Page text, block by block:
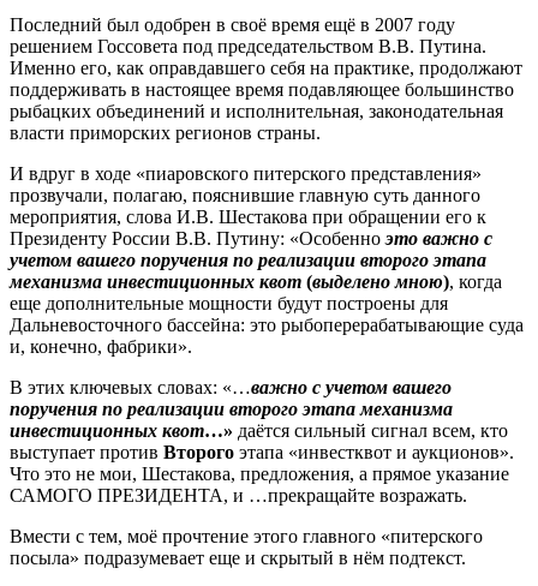
Последний был одобрен в своё время ещё в 2007 году
решением Госсовета под председательством В.В. Путина.
Именно его, как оправдавшего себя на практике, продолжают
поддерживать в настоящее время подавляющее большинство
рыбацких объединений и исполнительная, законодательная
власти приморских регионов страны.
И вдруг в ходе «пиаровского питерского представления»
прозвучали, полагаю, пояснившие главную суть данного
мероприятия, слова И.В. Шестакова при обращении его к
Президенту России В.В. Путину: «Особенноэто важно с
учетом вашего поручения по реализации второго этапа
механизма инвестиционных квот (выделено мною), когда
еще дополнительные мощности будут построены для
Дальневосточного бассейна: это рыбоперерабатывающие суда
и, конечно, фабрики».
В этих ключевых словах: «…важно с учетом вашего
поручения по реализации второго этапа механизма
инвестиционных квот…» даётся сильный сигнал всем, кто
выступает против Второго этапа «инвестквот и аукционов».
Что это не мои, Шестакова, предложения, а прямое указание
САМОГО ПРЕЗИДЕНТА, и …прекращайте возражать.
Вмести с тем, моё прочтение этого главного «питерского
посыла» подразумевает еще и скрытый в нём подтекст.